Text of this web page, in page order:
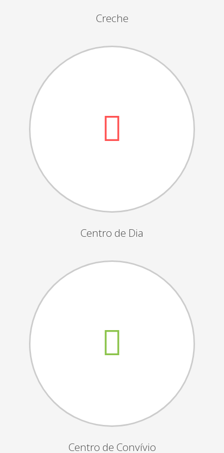
Dia de S.Martinho
Aniversários da Instituição
Almoço / Lanche de Natal
Atividades Semanais
Feiras e Exposições
Grupos Musicais do Centro de Dia
Outras Actividades
Passeio Vila Nova de Cerveira
Passeio Convívio em Pombal
Assembleias Gerais
Semana Sénior
Passeio do Idoso
Associados
Orgãos Sociais
Publicações Oficiais
Contactos
Creche
Centro de Dia
Centro de Convívio